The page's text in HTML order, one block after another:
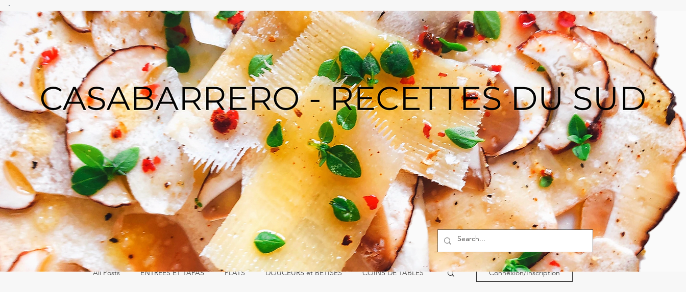
CASA
BARRERO
All Posts ENTRÉES ET TAPAS PLATS DOUCEURS et BÊTISES COINS DE TABLES Connexion/Inscription